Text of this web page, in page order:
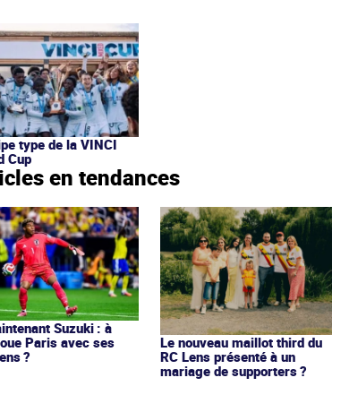
type de la VINCI
Cup
en tendances
Suzuki : à
Paris avec ses
?
Le nouveau maillot third du
RC Lens présenté à un
mariage de supporters ?